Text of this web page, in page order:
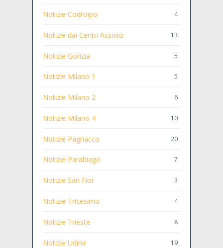
Notizie Codroipo 4
Notizie dai Centri Assixto 13
Notizie Gorizia 5
Notizie Milano 1 5
Notizie Milano 2 6
Notizie Milano 4 10
Notizie Pagnacco 20
Notizie Parabiago 7
Notizie San Fior 3
Notizie Tricesimo 4
Notizie Trieste 8
Notizie Udine 19